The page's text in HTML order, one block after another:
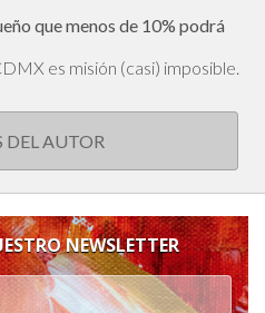
que menos de 10% podrá
es misión (casi) imposible.
DEL AUTOR
NEWSLETTER